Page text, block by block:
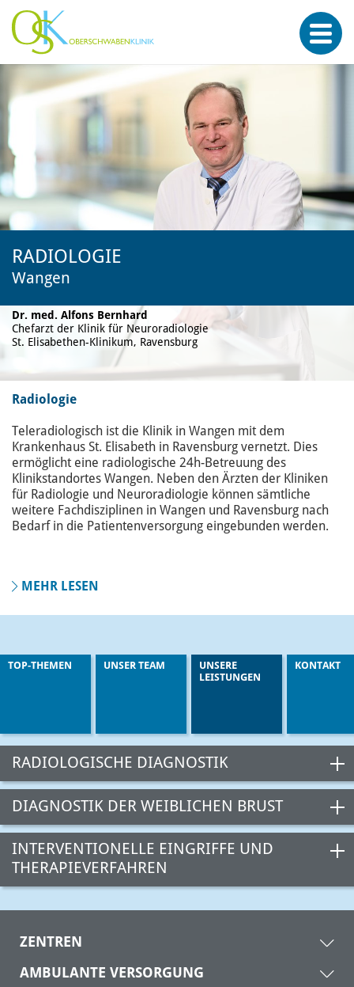
RADIOLOGIE
Wangen
Dr. med. Alfons Bernhard
Chefarzt der Klinik für Neuroradiologie
St. Elisabethen-Klinikum, Ravensburg
Radiologie
Teleradiologisch ist die Klinik in Wangen mit dem
Krankenhaus St. Elisabeth in Ravensburg vernetzt. Dies
ermöglicht eine radiologische 24h-Betreuung des
Klinikstandortes Wangen. Neben den Ärzten der Kliniken
für Radiologie und Neuroradiologie können sämtliche
weitere Fachdisziplinen in Wangen und Ravensburg nach
Bedarf in die Patientenversorgung eingebunden werden.
MEHR LESEN
TOP-THEMEN UNSER TEAM
UNSERE
LEISTUNGEN
KONTAKT
RADIOLOGISCHE DIAGNOSTIK
DIAGNOSTIK DER WEIBLICHEN BRUST
INTERVENTIONELLE EINGRIFFE UND
THERAPIEVERFAHREN
ZENTREN
AMBULANTE VERSORGUNG